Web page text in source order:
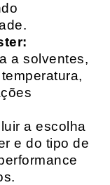
a solventes,
a escolha
e do tipo de